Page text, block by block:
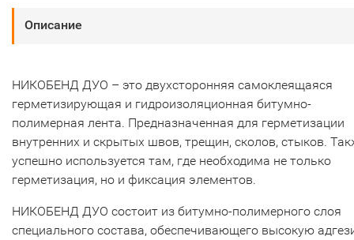
Описание
НИКОБЕНД ДУО – это двухсторонняя самоклеящаяся
герметизирующая и гидроизоляционная битумно-
полимерная лента. Предназначенная для герметизации
внутренних и скрытых швов, трещин, сколов, стыков.
успешно используется там, где необходима не только
герметизация, но и фиксация элементов.
НИКОБЕНД ДУО состоит из битумно-полимерного слоя
специального состава, обеспечивающего высокую